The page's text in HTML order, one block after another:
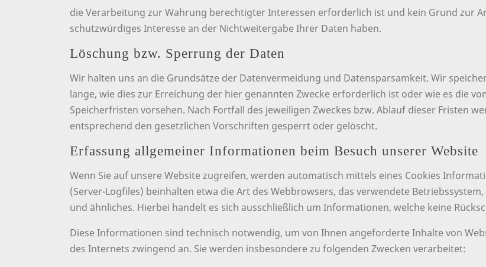
die Verarbeitung zur Wahrung berechtigter Interessen erforderlich ist und kein Grund zur
schutzwürdiges Interesse an der Nichtweitergabe Ihrer Daten haben.
Löschung bzw. Sperrung der Daten
Wir halten uns an die Grundsätze der Datenvermeidung und Datensparsamkeit. Wir
lange, wie dies zur Erreichung der hier genannten Zwecke erforderlich ist oder wie es die
Speicherfristen vorsehen. Nach Fortfall des jeweiligen Zweckes bzw. Ablauf dieser Fristen
entsprechend den gesetzlichen Vorschriften gesperrt oder gelöscht.
Erfassung allgemeiner Informationen beim Besuch unserer Website
Wenn Sie auf unsere Website zugreifen, werden automatisch mittels eines Cookies
(Server-Logfiles) beinhalten etwa die Art des Webbrowsers, das verwendete
und ähnliches. Hierbei handelt es sich ausschließlich um Informationen, welche keine
Diese Informationen sind technisch notwendig, um von Ihnen angeforderte Inhalte von
des Internets zwingend an. Sie werden insbesondere zu folgenden Zwecken verarbeitet: